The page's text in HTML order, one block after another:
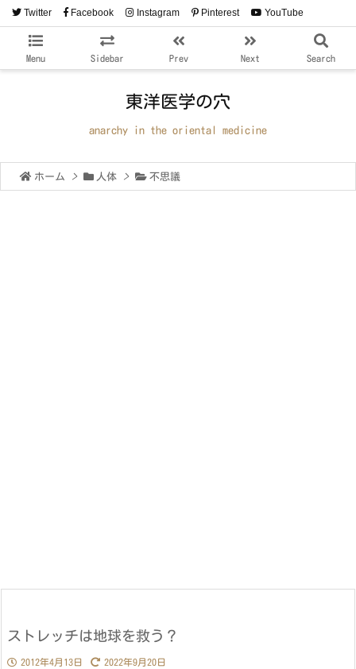
Menu Sidebar Prev Next Search
Twitter Facebook Instagram Pinterest YouTube
RSS
東洋医学の穴
anarchy in the oriental medicine
ホーム > 人体 > 不思議
ストレッチは地球を救う？
2012年4月13日 2022年9月20日